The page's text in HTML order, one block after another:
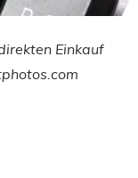
Einkauf